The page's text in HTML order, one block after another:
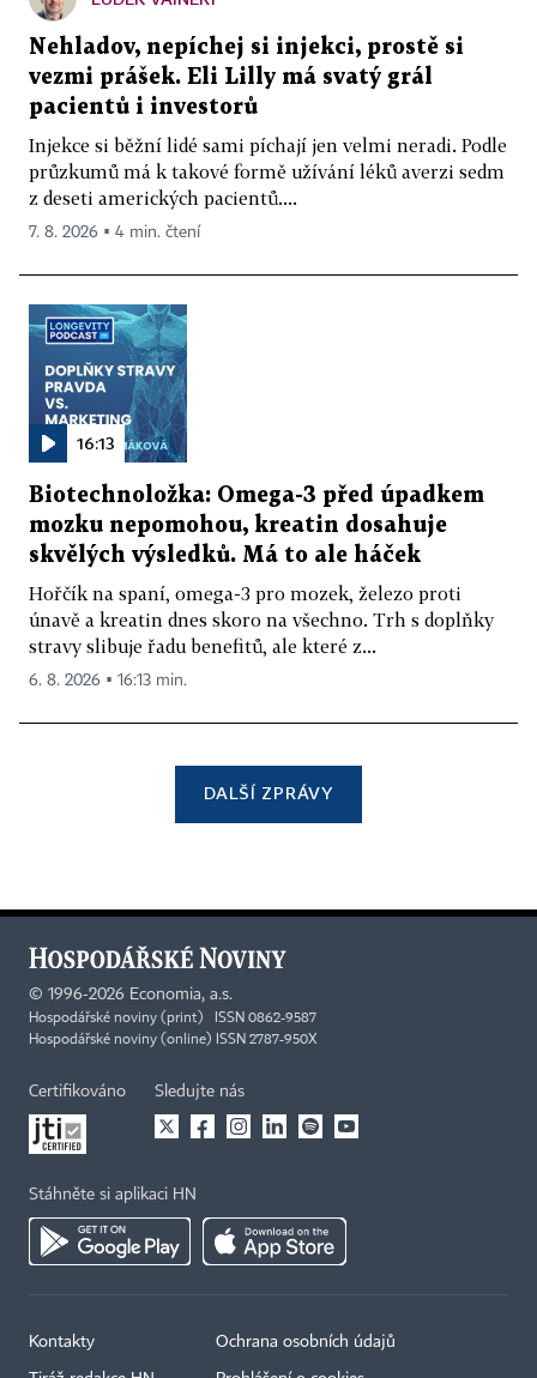
Nehladov, nepíchej si injekci, prostě si
vezmi prášek. Eli Lilly má svatý grál
pacientů i investorů
Injekce si běžní lidé sami píchají jen velmi neradi. Podle
průzkumů má k takové formě užívání léků averzi sedm
z deseti amerických pacientů....
7. 8. 2026 ▪ 4 min. čtení
16:13
Biotechnoložka: Omega-3 před úpadkem
mozku nepomohou, kreatin dosahuje
skvělých výsledků. Má to ale háček
Hořčík na spaní, omega-3 pro mozek, železo proti
únavě a kreatin dnes skoro na všechno. Trh s doplňky
stravy slibuje řadu benefitů, ale které z...
6. 8. 2026 ▪ 16:13 min.
DALŠÍ ZPRÁVY
© 1996-2026 Economia, a.s.
Hospodářské noviny (print) ISSN 0862-9587
Hospodářské noviny (online) ISSN 2787-950X
Certifikováno Sledujte nás
Stáhněte si aplikaci HN
Kontakty Ochrana osobních údajů